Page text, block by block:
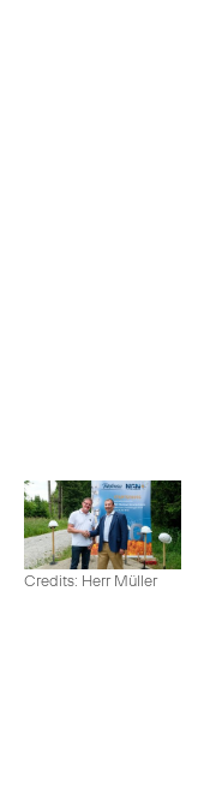
Credits: Herr Müller